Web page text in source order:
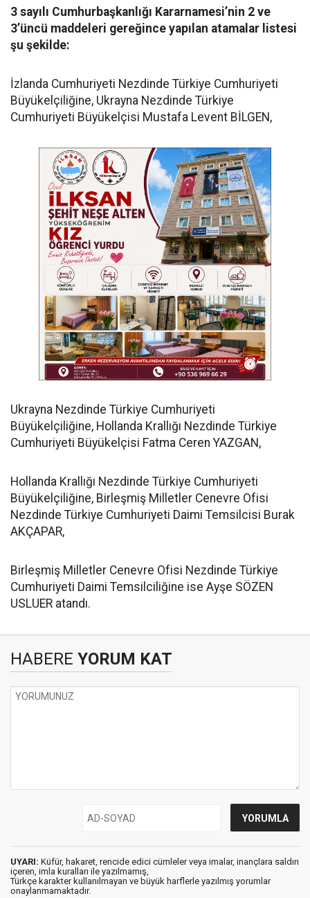
3 sayılı Cumhurbaşkanlığı Kararnamesi’nin 2 ve
3’üncü maddeleri gereğince yapılan atamalar listesi
şu şekilde:
​İzlanda Cumhuriyeti Nezdinde Türkiye Cumhuriyeti
Büyükelçiliğine, Ukrayna Nezdinde Türkiye
Cumhuriyeti Büyükelçisi Mustafa Levent BİLGEN,
​Ukrayna Nezdinde Türkiye Cumhuriyeti
Büyükelçiliğine, Hollanda Krallığı Nezdinde Türkiye
Cumhuriyeti Büyükelçisi Fatma Ceren YAZGAN,
​Hollanda Krallığı Nezdinde Türkiye Cumhuriyeti
Büyükelçiliğine, Birleşmiş Milletler Cenevre Ofisi
Nezdinde Türkiye Cumhuriyeti Daimi Temsilcisi Burak
AKÇAPAR,
​Birleşmiş Milletler Cenevre Ofisi Nezdinde Türkiye
Cumhuriyeti Daimi Temsilciliğine ise Ayşe SÖZEN
USLUER atandı.
HABERE YORUM KAT
UYARI: Küfür, hakaret, rencide edici cümleler veya imalar, inançlara saldırı
içeren, imla kuralları ile yazılmamış,
Türkçe karakter kullanılmayan ve büyük harflerle yazılmış yorumlar
onaylanmamaktadır.